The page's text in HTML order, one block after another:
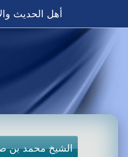
أهل الحديث
الشيخ محمد بن